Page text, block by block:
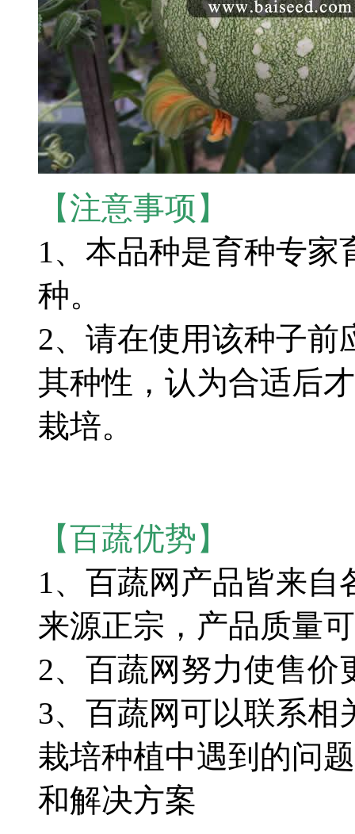
【注意事项】
1、本品种是育种专
种。
2、请在使用该种子前
其种性，认为合适后
栽培。
【百蔬优势】
1、百蔬网产品皆来
来源正宗，产品质量
2、百蔬网努力使售价
3、百蔬网可以联系相
栽培种植中遇到的问
和解决方案